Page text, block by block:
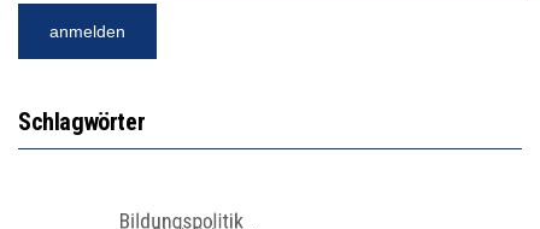
Schlagwörter